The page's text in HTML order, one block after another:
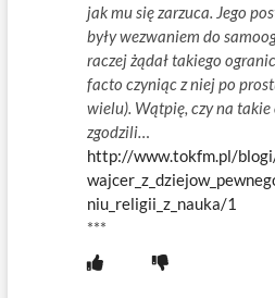
jak mu się zarzuca. Jego
były wezwaniem do
raczej żądał takiego
facto czyniąc z niej po
wielu). Wątpię, czy na
zgodzili…
http://www.tokfm.pl/
niu_religii_z_nauka/1
***